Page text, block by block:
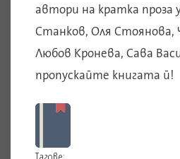
автори на кратка проза
Станков, Оля Стоянова,
Любов Кронева, Сава
пропускайте книгата й!
Тагове: